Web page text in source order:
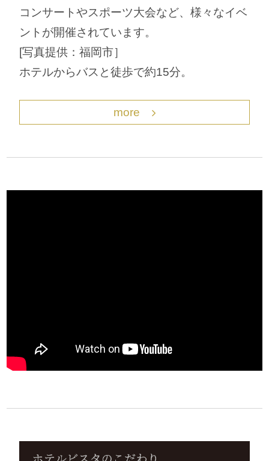
コンサートやスポーツ大会など、様々なイベ
ントが開催されています。
[写真提供：福岡市］
ホテルからバスと徒歩で約15分。
more